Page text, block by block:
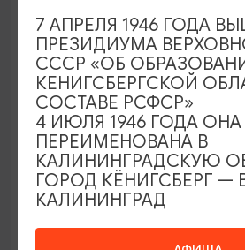
МАСТЕР-КЛАССЫ
Мастер-классы по
Бодяковой
Калининград, ул. Баранова, 45
7 АПРЕЛЯ 1946 ГОДА
ПРЕЗИДИУМА
СССР «ОБ
КЕНИГСБЕРГСКОЙ
СОСТАВЕ РСФСР»
4 ИЮЛЯ 1946 ГОДА
ПЕРЕИМЕНОВАНА В
КАЛИНИНГРАДСКУЮ
ГОРОД КЁНИГСБЕРГ —
КАЛИНИНГРАД